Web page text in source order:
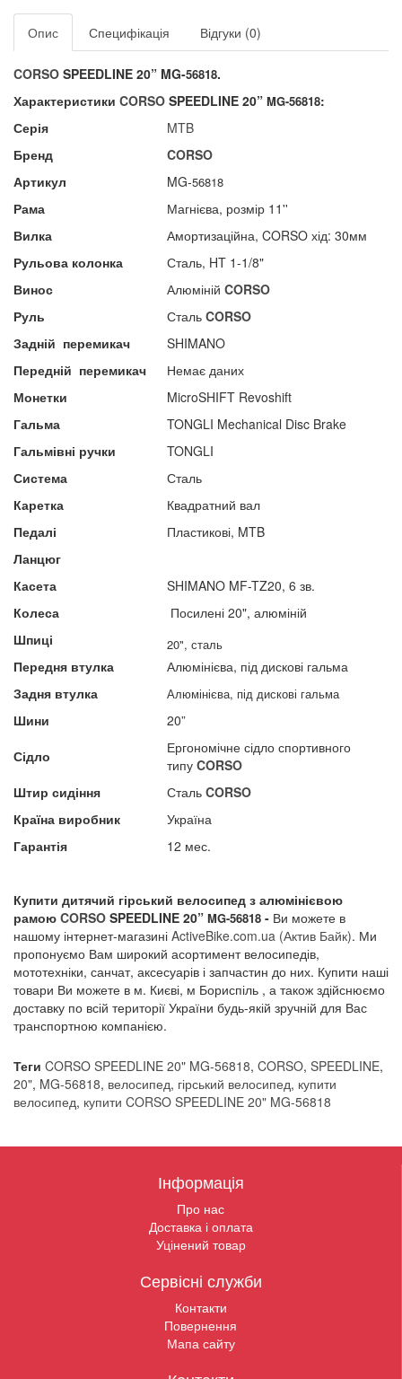
Опис Специфікація Відгуки (0)
CORSO SPEEDLINE 20” MG-56818.
Характеристики CORSO SPEEDLINE 20” MG-56818:
Серія
MTB
Бренд
CORSO
Артикул
MG-56818
Рама
Магнієва, розмір 11''
Вилка
Амортизаційна, CORSO хід: 30мм
Рульова колонка
Сталь, HT 1-1/8"
Винос
Алюміній CORSO
Руль
Сталь CORSO
Задній перемикач
SHIMANO
Передній перемикач
Немає даних
Монетки
MicroSHIFT Revoshift
Гальма
TONGLI Mechanical Disc Brake
Гальмівні ручки
TONGLI
Система
Сталь
Каретка
Квадратний вал
Педалі
Пластикові, MTB
Ланцюг
Касета
SHIMANO MF-TZ20, 6 зв.
Колеса
Посилені 20", алюміній
Шпиці
20", сталь
Передня втулка
Алюмінієва, під дискові гальма
Задня втулка
Алюмінієва, під дискові гальма
Шини
20”
Сідло
Ергономічне сідло спортивного
типу CORSO
Штир сидіння
Сталь CORSO
Країна виробник
Україна
Гарантія
12 мес.
Купити дитячий гірський велосипед з алюмінієвою
рамою CORSO SPEEDLINE 20” MG-56818 - Ви можете в
нашому інтернет-магазині ActiveBike.com.ua (Актив Байк). Ми
пропонуємо Вам широкий асортимент велосипедів,
мототехніки, санчат, аксесуарів і запчастин до них. Купити наші
товари Ви можете в м. Києві, м Бориспіль , а також здійснюємо
доставку по всій території України будь-якій зручній для Вас
транспортною компанією.
Теги CORSO SPEEDLINE 20" MG-56818, CORSO, SPEEDLINE,
20", MG-56818, велосипед, гірський велосипед, купити
велосипед, купити CORSO SPEEDLINE 20" MG-56818
Інформація
Про нас
Доставка і оплата
Уцінений товар
Сервісні служби
Контакти
Повернення
Мапа сайту